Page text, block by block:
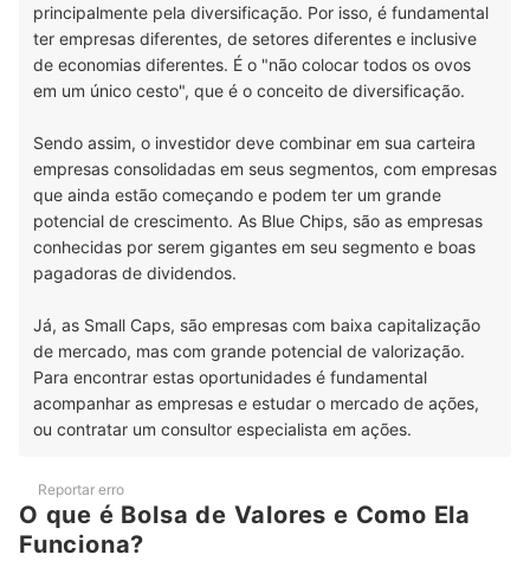
principalmente pela diversificação. Por isso, é fundamental
ter empresas diferentes, de setores diferentes e inclusive
de economias diferentes. É o "não colocar todos os ovos
em um único cesto", que é o conceito de diversificação.
Sendo assim, o investidor deve combinar em sua carteira
empresas consolidadas em seus segmentos, com empresas
que ainda estão começando e podem ter um grande
potencial de crescimento. As Blue Chips, são as empresas
conhecidas por serem gigantes em seu segmento e boas
pagadoras de dividendos.
Já, as Small Caps, são empresas com baixa capitalização
de mercado, mas com grande potencial de valorização.
Para encontrar estas oportunidades é fundamental
acompanhar as empresas e estudar o mercado de ações,
ou contratar um consultor especialista em ações.
Reportar erro
O que é Bolsa de Valores e Como Ela
Funciona?